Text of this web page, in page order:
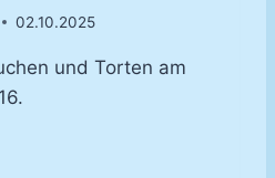
02.10.2025
und Torten am